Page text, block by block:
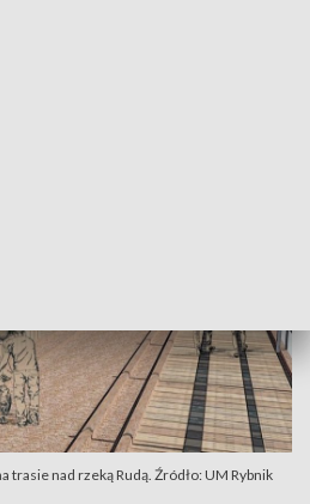
trasie nad rzeką Rudą. Źródło: UM Rybnik